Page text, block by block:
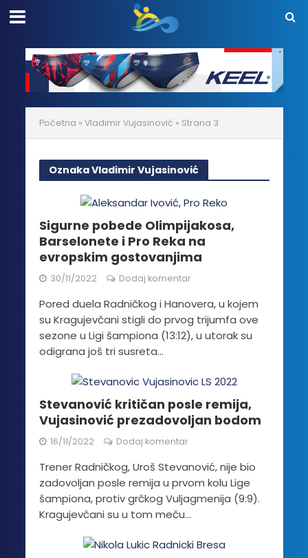
Početna » Vladimir Vujasinović » Strana 3
Oznaka Vladimir Vujasinović
Sigurne pobede Olimpijakosa,
Barselonete i Pro Reka na
evropskim gostovanjima
30/11/2022 Dodaj komentar
Pored duela Radničkog i Hanovera, u kojem
su Kragujevčani stigli do prvog trijumfa ove
sezone u Ligi šampiona (13:12), u utorak su
odigrana još tri susreta...
Stevanović kritičan posle remija,
Vujasinović prezadovoljan bodom
16/11/2022 Dodaj komentar
Trener Radničkog, Uroš Stevanović, nije bio
zadovoljan posle remija u prvom kolu Lige
šampiona, protiv grčkog Vuljagmenija (9:9).
Kragujevčani su u tom meču...